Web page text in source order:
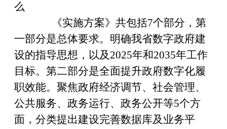
么
《实施方案》共包括7个部分，第
一部分是总体要求。明确我省数字政府建
设的指导思想，以及 2025年和2035年工作
目标。第二部分是全面提升政府数字化履
职效能。聚焦政府经济调节、社会管理、
公共服务、政务运行、政务公开等5个方
面，分类提出建设完善数据库及业务平